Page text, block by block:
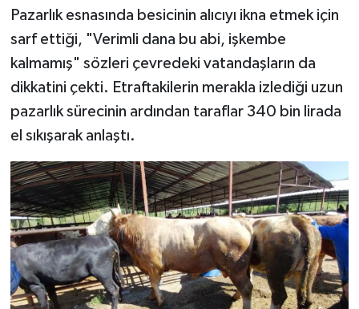
Pazarlık esnasında besicinin alıcıyı ikna etmek için
sarf ettiği, "Verimli dana bu abi, işkembe
kalmamış" sözleri çevredeki vatandaşların da
dikkatini çekti. Etraftakilerin merakla izlediği uzun
pazarlık sürecinin ardından taraflar 340 bin lirada
el sıkışarak anlaştı.